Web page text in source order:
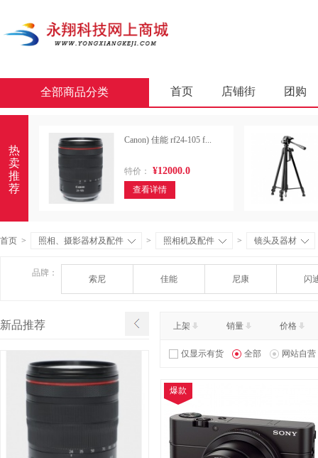
全部商品分类 首页 店铺街 团购
屏风类 复
通用照相机 静视频照相
轻金属床类 木制床类
台式计算机（含一体机台式
台、桌类
音视频矩阵 视频会议会
电冰箱 风扇 服务器
热
卖
推
荐
Canon) 佳能 rf24-105 f...
特价： ¥12000.0
查看详情
首页 > 照相、摄影器材及配件 > 照相机及配件 > 镜头及器材
品牌：
索尼 佳能 尼康 闪
新品推荐 上架 销量 价格
仅显示有货 全部 网站自营
爆款